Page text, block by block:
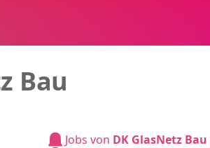
Bau
Jobs von DK GlasNetz Bau